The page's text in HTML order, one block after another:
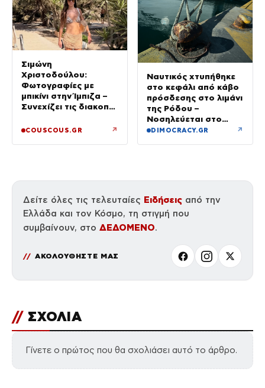
Σιμώνη
Χριστοδούλου:
Φωτογραφίες με
μπικίνι στην Ίμπιζα –
Συνεχίζει τις διακοπές
της, Αντρέα Γεωργίου
COUSCOUS.GR ↗
Ναυτικός χτυπήθηκε
στο κεφάλι από κάβο
πρόσδεσης στο λιμάνι
της Ρόδου –
Νοσηλεύεται στο
νοσοκομείο
DIMOCRACY.GR ↗
Δείτε όλες τις τελευταίες Ειδήσεις από την
Ελλάδα και τον Κόσμο, τη στιγμή που
συμβαίνουν, στο ΔΕΔΟΜΕΝΟ.
ΑΚΟΛΟΥΘΗΣΤΕ ΜΑΣ
// ΣΧΟΛΙΑ
Γίνετε ο πρώτος που θα σχολιάσει αυτό το άρθρο.